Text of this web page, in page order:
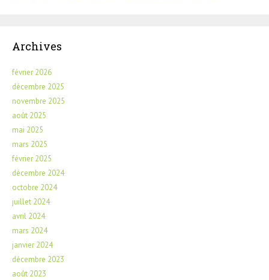
Archives
février 2026
décembre 2025
novembre 2025
août 2025
mai 2025
mars 2025
février 2025
décembre 2024
octobre 2024
juillet 2024
avril 2024
mars 2024
janvier 2024
décembre 2023
août 2023